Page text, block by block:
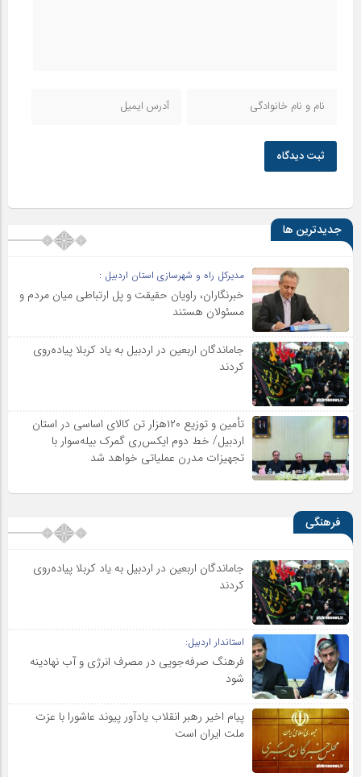
ثبت دیدگاه
جدیدترین ها
مدیرکل راه و شهرسازی استان اردبیل :
خبرنگاران، راویان حقیقت و پل ارتباطی میان مردم و
مسئولان هستند
جاماندگان اربعین در اردبیل به یاد کربلا پیاده‌روی
کردند
تأمین و توزیع ۱۲۰هزار تن کالای اساسی در استان
اردبیل/ خط دوم ایکس‌ری گمرک بیله‌سوار با
تجهیزات مدرن عملیاتی خواهد شد
فرهنگی
جاماندگان اربعین در اردبیل به یاد کربلا پیاده‌روی
کردند
استاندار اردبیل:
فرهنگ صرفه‌جویی در مصرف انرژی و آب نهادینه
شود
پیام اخیر رهبر انقلاب یادآور پیوند عاشورا با عزت
ملت ایران است